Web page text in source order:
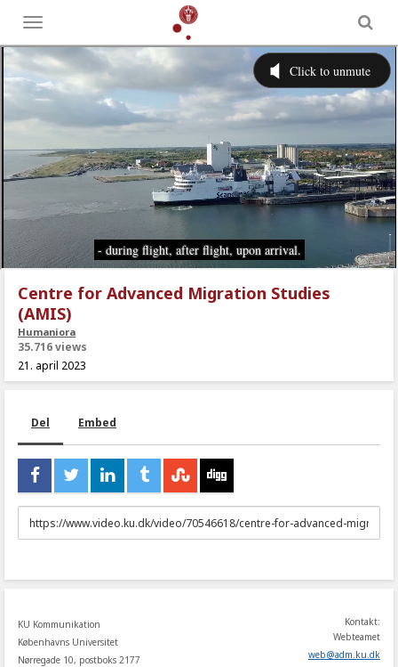
Toggle
menu
Centre for Advanced Migration Studies
(AMIS)
Humaniora
35.716 views
21. april 2023
Del Embed
URL
to
KU Kommunikation
Københavns Universitet
Nørregade 10, postboks 2177
Kontakt:
Webteamet
web@adm.ku.dk